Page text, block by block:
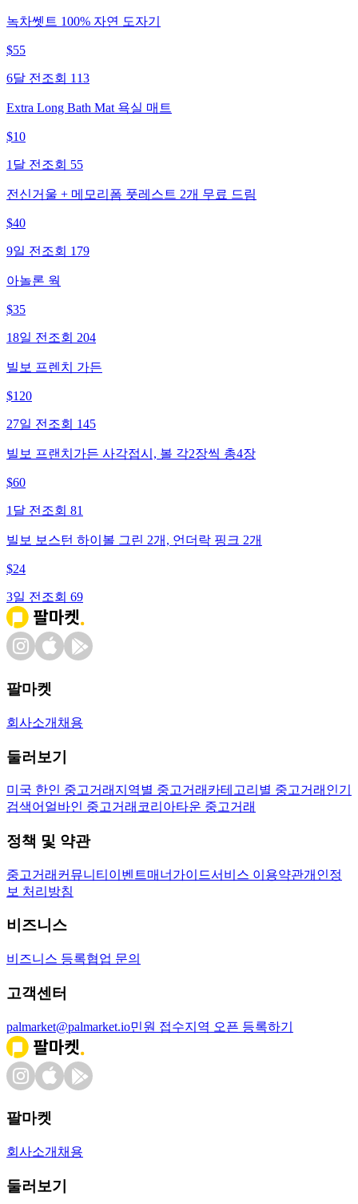
녹차쎗트 100% 자연 도자기
$55
6달 전 조회 113
Extra Long Bath Mat 욕실 매트
$10
1달 전 조회 55
전신거울 + 메모리폼 풋레스트 2개 무료 드림
$40
9일 전 조회 179
아놀론 웍
$35
18일 전 조회 204
빌보 프렌치 가든
$120
27일 전 조회 145
빌보 프랜치가든 사각접시, 볼 각2장씩 총4장
$60
1달 전 조회 81
빌보 보스턴 하이볼 그린 2개, 언더락 핑크 2개
$24
3일 전 조회 69
팔마켓
회사소개 채용
둘러보기
미국 한인 중고거래 지역별 중고거래 카테고리별 중고거래 인기
검색어 얼바인 중고거래 코리아타운 중고거래
정책 및 약관
중고거래 커뮤니티 이벤트매너가이드서비스 이용약관개인정
보 처리방침
비즈니스
비즈니스 등록협업 문의
고객센터
palmarket@palmarket.io민원 접수지역 오픈 등록하기
팔마켓
회사소개 채용
둘러보기